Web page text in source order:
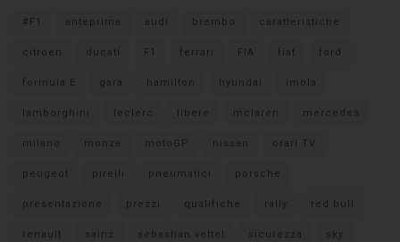
#F1 anteprima audi brembo caratteristiche
citroen ducati F1 ferrari FIA fiat ford
formula E gara hamilton hyundai imola
lamborghini leclerc libere mclaren mercedes
milano monza motoGP nissan orari TV
peugeot pirelli pneumatici porsche
presentazione prezzi qualifiche rally red bull
renault sainz sebastian vettel sicurezza sky